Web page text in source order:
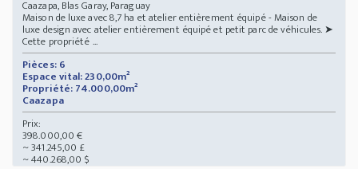
Caazapa, Blas Garay, Paraguay
Maison de luxe avec 8,7 ha et atelier entièrement équipé - Maison de
luxe design avec atelier entièrement équipé et petit parc de véhicules. ➤
Cette propriété ...
Pièces: 6
Espace vital: 230,00m²
Propriété: 74.000,00m²
Caazapa
Prix:
398.000,00 €
~ 341.245,00 £
~ 440.268,00 $